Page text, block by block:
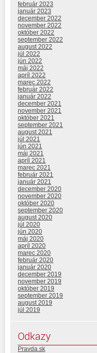
február 2023
január 2023
december 2022
november 2022
október 2022
september 2022
august 2022
júl 2022
jún 2022
máj 2022
apríl 2022
marec 2022
február 2022
január 2022
december 2021
november 2021
október 2021
september 2021
august 2021
júl 2021
jún 2021
máj 2021
apríl 2021
marec 2021
február 2021
január 2021
december 2020
november 2020
október 2020
september 2020
august 2020
júl 2020
jún 2020
máj 2020
apríl 2020
marec 2020
február 2020
január 2020
december 2019
november 2019
október 2019
september 2019
august 2019
júl 2019
Odkazy
Pravda.sk